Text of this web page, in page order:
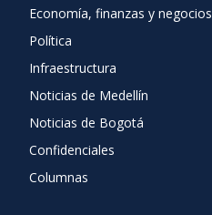
Economía, finanzas y negocios
Política
Infraestructura
Noticias de Medellín
Noticias de Bogotá
Confidenciales
Columnas